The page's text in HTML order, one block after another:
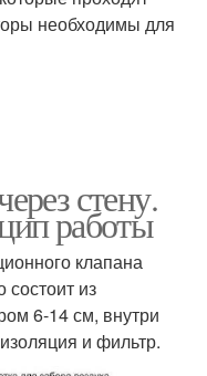
необходимы для
стену.
работы
клапана
состоит из
6-14 см, внутри
и фильтр.